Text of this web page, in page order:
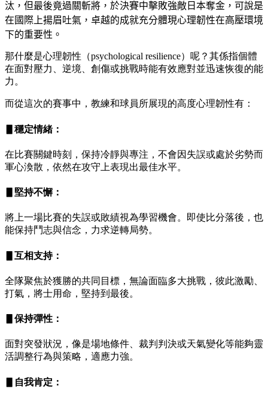
汰，但最後竟過關斬將 ， 於決賽中擊敗強敵日本奪金，可說是
在國際上揚眉吐氣，卓越的成就充分體現心理韌性在高壓環境
下的重要性。
那什麼是心理韌性（psychological resilience）呢？其係指個體
在面對壓力、逆境、創傷或挑戰時能有效應對並迅速恢復的能
力。
而從這次的賽事中，教練和球員所展現的高度心理韌性有：
▋穩定情緒：
在比賽關鍵時刻，保持冷靜與專注，不會因失誤或處於劣勢而
軍心渙散，依然在攻守上表現出最佳水平。
▋堅持不懈：
將上一場比賽的失誤或敗績視為學習機會。即使比分落後，也
能保持鬥志與信念，力求逆轉局勢。
▋互相支持：
全隊聚焦於獲勝的共同目標，無論面臨多大挑戰，彼此激勵、
打氣，將士用命，堅持到最後。
▋保持彈性：
面對突發狀況，像是場地條件、裁判判決或天氣變化等能夠靈
活調整行為與策略，適應力強。
▋自我肯定：